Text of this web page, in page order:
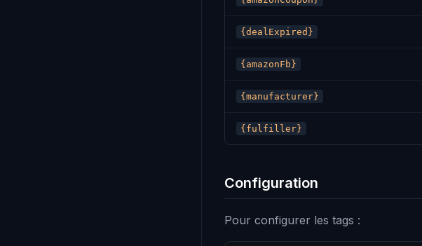
{dealExpired}
{amazonFb}
{manufacturer}
{fulfiller}
Configuration
Pour configurer les tags :